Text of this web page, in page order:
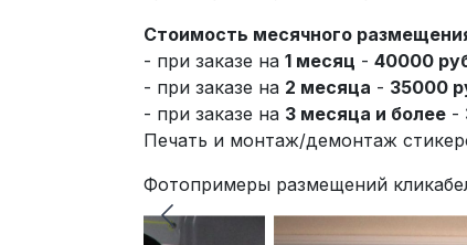
Стоимость месячного
- при заказе на 1 месяц - 40000
- при заказе на 2 месяца - 35000
- при заказе на 3 месяца и более -
Печать и монтаж/демонтаж
Фотопримеры размещений